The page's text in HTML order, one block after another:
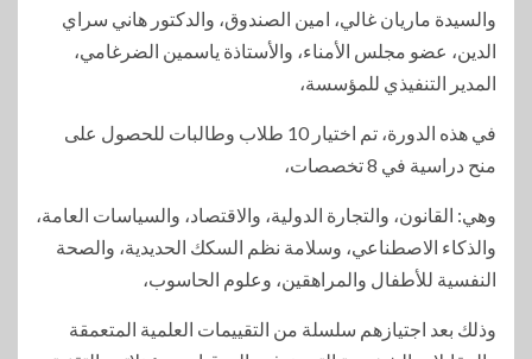
والسيدة ماريان غالي، امين الصندوق، والدكتور هاني سراي
الدين، عضو مجلس الأمناء، والأستاذة ياسمين الضرغامي،
المدير التنفيذي للمؤسسة،
في هذه الدورة، تم اختيار 10 طلاب وطالبات للحصول على
منح دراسية في 8 تخصصات،
وهي: القانون، والتجارة الدولية، والاقتصاد، والسياسات العامة،
والذكاء الاصطناعي، وسلامة نظم السكك الحديدية، والصحة
النفسية للأطفال والمراهقين، وعلوم الحاسوب،
وذلك بعد اجتيازهم سلسلة من التقييمات العلمية المتعمقة